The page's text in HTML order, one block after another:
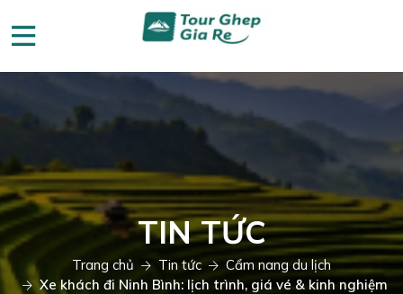
TIN TỨC
Trang chủ Tin tức
Cẩm nang du lịch
Xe khách đi Ninh Bình: lịch trình, giá vé & kinh nghiệm